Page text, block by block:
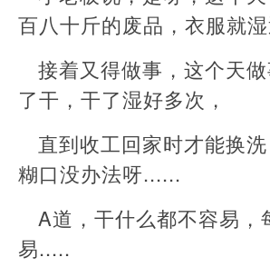
百八十斤的废品，衣服就湿
接着又得做事，这个天
了干，干了湿好多次，
直到收工回家时才能换
糊口没办法呀......
A道，干什么都不容易，
易.....